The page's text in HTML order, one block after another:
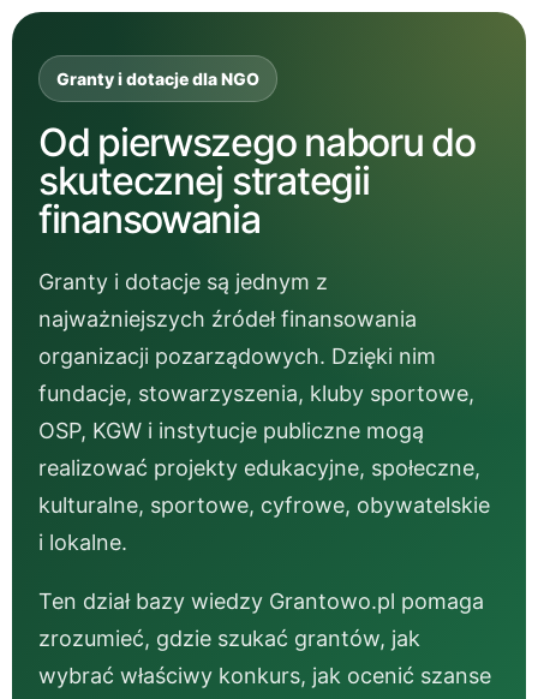
Granty i dotacje dla NGO
Od pierwszego naboru do
skutecznej strategii
finansowania
Granty i dotacje są jednym z
najważniejszych źródeł finansowania
organizacji pozarządowych. Dzięki nim
fundacje, stowarzyszenia, kluby sportowe,
OSP, KGW i instytucje publiczne mogą
realizować projekty edukacyjne, społeczne,
kulturalne, sportowe, cyfrowe, obywatelskie
i lokalne.
Ten dział bazy wiedzy Grantowo.pl pomaga
zrozumieć, gdzie szukać grantów, jak
wybrać właściwy konkurs, jak ocenić szanse